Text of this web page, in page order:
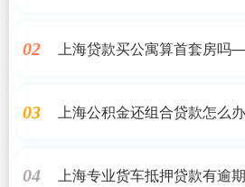
02
上海贷款买公寓算首套房吗
03
上海公积金还组合贷款怎
04
上海专业货车抵押贷款有